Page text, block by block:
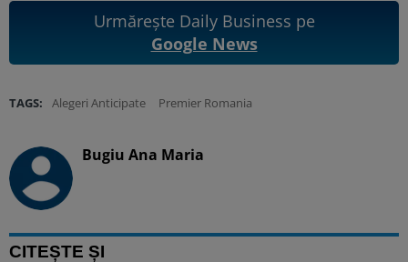
Urmărește Daily Business pe
Google News
TAGS: Alegeri Anticipate Premier Romania
Bugiu ⁠Ana Maria
CITEȘTE ȘI